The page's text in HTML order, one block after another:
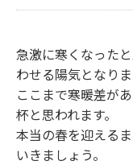
急激に寒くなった
わせる陽気となりま
ここまで寒暖差が
杯と思われます。
本当の春を迎える
いきましょう。